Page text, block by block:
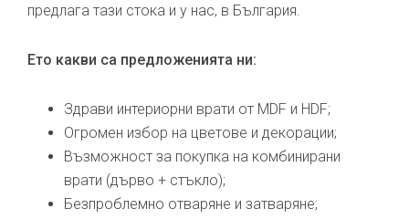
предлага тази стока и у нас, в България.
Ето какви са предложенията ни:
Здрави интериорни врати от MDF и HDF;
Огромен избор на цветове и декорации;
Възможност за покупка на комбинирани
врати (дърво + стъкло);
Безпроблемно отваряне и затваряне;